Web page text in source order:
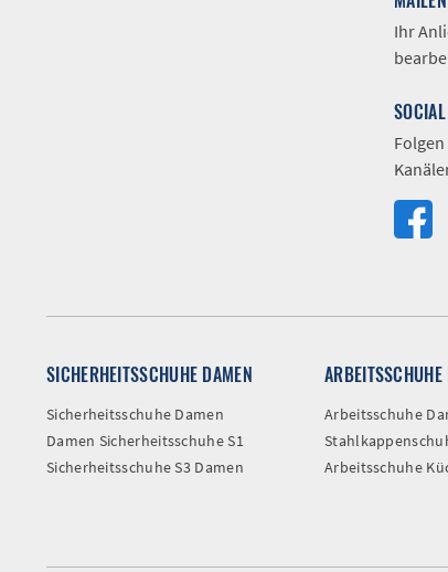
Ihr
SICHERHEITSSCHUHE DAMEN
Sicherheitsschuhe Damen
Damen Sicherheitsschuhe S1
Sicherheitsschuhe S3 Damen
ARBEITSSCHUHE
Arbeitsschuhe
Arbeitsschuhe